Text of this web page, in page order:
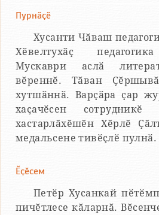
Пурнӑҫӗ
Хусанти Чӑваш
Хӗвелтухӑҫ
Мускаври аслӑ
вӗреннӗ. Тӑван
хутшӑннӑ. Варҫӑра ҫар
хаҫачӗсен
хастарлӑхӗшӗн Хӗрлӗ
медальсене тивӗҫлӗ пулнӑ.
Ӗҫӗсем
Петӗр Хусанкай
пичӗтлесе кӑларнӑ.